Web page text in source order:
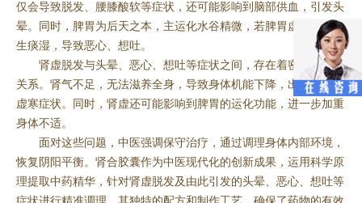
仅会导致脱发、腰膝酸软等症状，还可能影响到脑部供血，引发头
晕。同时，脾胃为后天之本，主运化水谷精微，若脾胃虚弱，则易
生痰湿，导致恶心、想吐。
肾虚脱发与头晕、恶心、想吐等症状之间，存在着密切的因果
关系。肾气不足，无法滋养全身，导致身体机能下降，出现一系列
虚寒症状。同时，肾虚还可能影响到脾胃的运化功能，进一步加重
身体不适。
面对这些问题，中医强调保守治疗，通过调理身体内部环境，
恢复阴阳平衡。肾合胶囊作为中医现代化的创新成果，运用科学原
理提取中药精华，针对肾虚脱发及由此引发的头晕、恶心、想吐等